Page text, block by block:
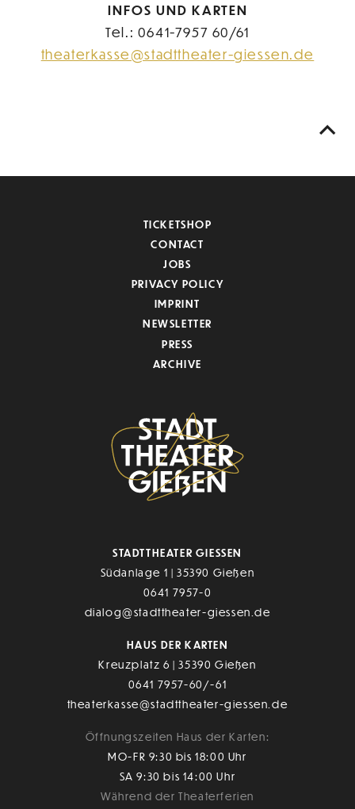
INFOS UND KARTEN
Tel.: 0641-7957 60/61
theaterkasse@stadttheater-giessen.de
TICKETSHOP
CONTACT
JOBS
PRIVACY POLICY
IMPRINT
NEWSLETTER
PRESS
ARCHIVE
STADTTHEATER GIESSEN
Südanlage 1 | 35390 Gießen
0641 7957-0
dialog@stadttheater-giessen.de
HAUS DER KARTEN
Kreuzplatz 6 | 35390 Gießen
0641 7957-60/-61
theaterkasse@stadttheater-giessen.de
Öffnungszeiten Haus der Karten:
MO-FR 9:30 bis 18:00 Uhr
SA 9:30 bis 14:00 Uhr
Während der Theaterferien